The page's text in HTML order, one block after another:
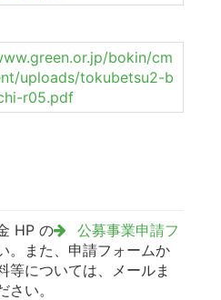
bokin/cm
uploads/tokubetsu2-b
r05.pdf
HP の
公募事業申請フ
。また、申請フォームか
等については、メールま
い。